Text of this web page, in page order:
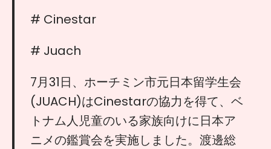
# Cinestar
# Juach
7月31日、ホーチミン市元日本留学生会
(JUACH)はCinestarの協力を得て、ベ
トナム人児童のいる家族向けに日本ア
ニメの鑑賞会を実施しました。渡邊総